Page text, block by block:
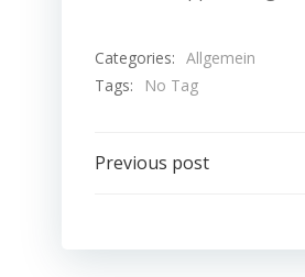
Categories: Allgemein
Tags:
No Tag
Post
Previous post